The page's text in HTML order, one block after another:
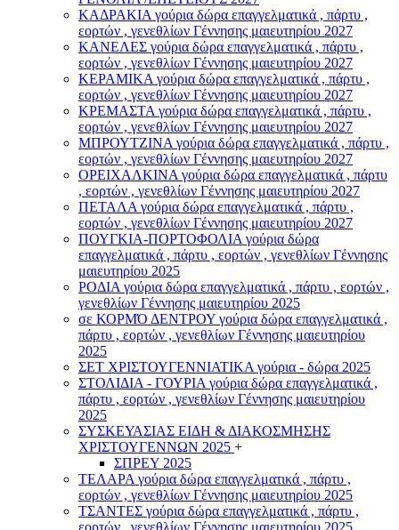
ΚΑΔΡΑΚΙΑ γούρια δώρα επαγγελματικά , πάρτυ ,
εορτών , γενεθλίων Γέννησης μαιευτηρίου 2027
ΚΑΝΕΛΕΣ γούρια δώρα επαγγελματικά , πάρτυ ,
εορτών , γενεθλίων Γέννησης μαιευτηρίου 2027
ΚΕΡΑΜΙΚΑ γούρια δώρα επαγγελματικά , πάρτυ ,
εορτών , γενεθλίων Γέννησης μαιευτηρίου 2027
ΚΡΕΜΑΣΤΑ γούρια δώρα επαγγελματικά , πάρτυ ,
εορτών , γενεθλίων Γέννησης μαιευτηρίου 2027
ΜΠΡΟΥΤΖΙΝΑ γούρια δώρα επαγγελματικά , πάρτυ ,
εορτών , γενεθλίων Γέννησης μαιευτηρίου 2027
ΟΡΕΙΧΑΛΚΙΝΑ γούρια δώρα επαγγελματικά , πάρτυ
, εορτών , γενεθλίων Γέννησης μαιευτηρίου 2027
ΠΕΤΑΛΑ γούρια δώρα επαγγελματικά , πάρτυ ,
εορτών , γενεθλίων Γέννησης μαιευτηρίου 2027
ΠΟΥΓΚΙΑ-ΠΟΡΤΟΦΟΛΙΑ γούρια δώρα
επαγγελματικά , πάρτυ , εορτών , γενεθλίων Γέννησης
μαιευτηρίου 2025
ΡΟΔΙΑ γούρια δώρα επαγγελματικά , πάρτυ , εορτών ,
γενεθλίων Γέννησης μαιευτηρίου 2025
σε ΚΟΡΜΌ ΔΕΝΤΡΟΥ γούρια δώρα επαγγελματικά ,
πάρτυ , εορτών , γενεθλίων Γέννησης μαιευτηρίου
2025
ΣΕΤ ΧΡΙΣΤΟΥΓΕΝΝΙΑΤΙΚΑ γούρια - δώρα 2025
ΣΤΟΛΙΔΙΑ - ΓΟΥΡΙΑ γούρια δώρα επαγγελματικά ,
πάρτυ , εορτών , γενεθλίων Γέννησης μαιευτηρίου
2025
ΣΥΣΚΕΥΑΣΙΑΣ ΕΙΔΗ & ΔΙΑΚΟΣΜΗΣΗΣ
ΧΡΙΣΤΟΥΓΕΝΝΩΝ 2025 +
ΣΠΡΕΥ 2025
ΤΕΛΑΡΑ γούρια δώρα επαγγελματικά , πάρτυ ,
εορτών , γενεθλίων Γέννησης μαιευτηρίου 2025
ΤΣΑΝΤΕΣ γούρια δώρα επαγγελματικά , πάρτυ ,
εορτών , γενεθλίων Γέννησης μαιευτηρίου 2025